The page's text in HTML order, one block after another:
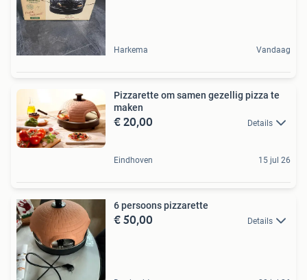
Harkema Vandaag
Pizzarette om samen gezellig pizza te
maken
€ 20,00 Details
Eindhoven 15 jul 26
6 persoons pizzarette
€ 50,00 Details